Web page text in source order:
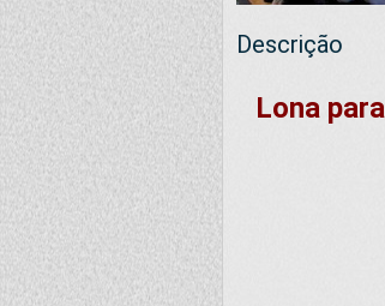
Descrição
Lona